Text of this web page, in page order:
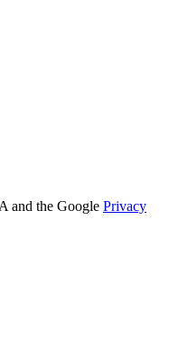
and the Google Privacy